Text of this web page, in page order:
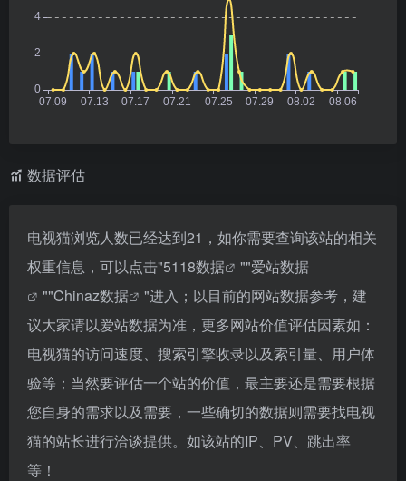
数据评估
电视猫浏览人数已经达到21，如你需要查询该站的相关
权重信息，可以点击"5118数据 ""爱站数据
""Chinaz数据
"进入；以目前的网站数据参考，建
议大家请以爱站数据为准，更多网站价值评估因素如：
电视猫的访问速度、搜索引擎收录以及索引量、用户体
验等；当然要评估一个站的价值，最主要还是需要根据
您自身的需求以及需要，一些确切的数据则需要找电视
猫的站长进行洽谈提供。如该站的IP、PV、跳出率
等！